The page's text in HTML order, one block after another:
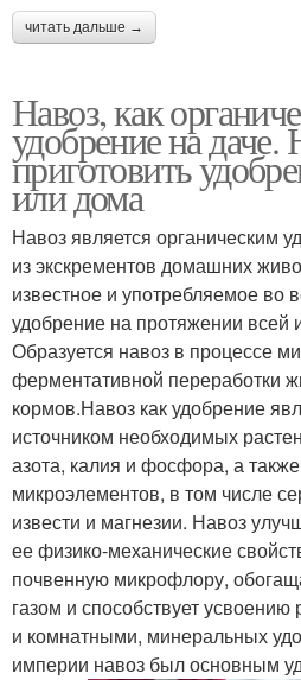
читать дальше →
Навоз, как
удобрение на даче.
приготовить
или дома
Навоз является органическим
из экскрементов домашних
известное и употребляемое во
удобрение на протяжении всей
Образуется навоз в процессе
ферментативной переработки
кормов.Навоз как удобрение
источником необходимых
азота, калия и фосфора, а
микроэлементов, в том числе
извести и магнезии. Навоз
ее физико-механические
почвенную микрофлору,
газом и способствует
и комнатными, минеральных
империи навоз был основным